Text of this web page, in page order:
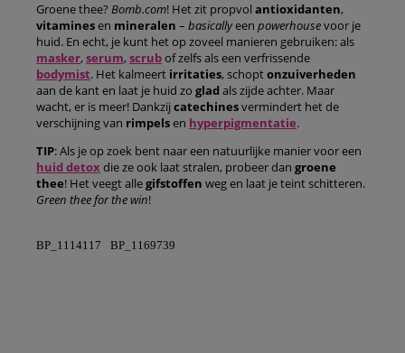
Groene thee? Bomb.com! Het zit propvol antioxidanten,
vitaminesen mineralen – basicallyeen powerhousevoor je
huid. En echt, je kunt het op zoveel manieren gebruiken: als
masker, serum, scrubof zelfs als een verfrissende
bodymist. Het kalmeert irritaties, schoptonzuiverheden
aan de kant en laat je huid zo gladals zijde achter. Maar
wacht, er is meer! Dankzij catechinesvermindert het de
verschijning van rimpelsen hyperpigmentatie.
TIP: Als je op zoek bent naar een natuurlijke manier voor een
huiddetox die ze ook laat stralen, probeer dan groene
thee! Het veegt allegifstoffen weg en laat je teint schitteren.
Green thee for the win!
BP_1114117 BP_1169739